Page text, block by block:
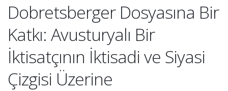
Dobretsberger Dosyasına Bir
Katkı: Avusturyalı Bir
İktisatçının İktisadi ve Siyasi
Çizgisi Üzerine